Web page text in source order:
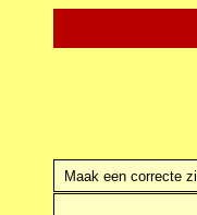
Maak een correcte